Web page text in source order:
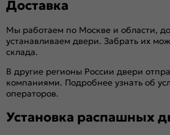
Доставка
Мы работаем по Москве и области,
устанавливаем двери. Забрать их
склада.
В другие регионы России двери
компаниями. Подробнее узнать об
операторов.
Установка распашных